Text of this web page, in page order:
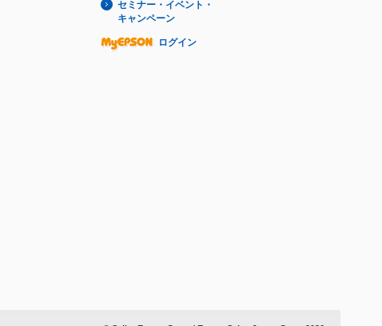
セミナー・イベント・
キャンペーン
ログイン